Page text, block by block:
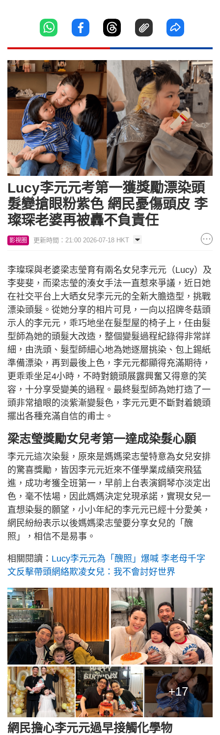
Lucy李元元考第一獲獎勵漂染頭
髮變搶眼粉紫色 網民憂傷頭皮 李
璨琛老婆再被轟不負責任
影視圈 更新時間：21:00 2026-07-18 HKT
李璨琛與老婆梁志瑩育有兩名女兒李元元（Lucy）及
李斐斐，而梁志瑩的湊女手法一直惹來爭議，近日她
在社交平台上大晒女兒李元元的全新大膽造型，挑戰
漂染頭髮。從她分享的相片可見，一向以招牌冬菇頭
示人的李元元，乖巧地坐在髮型屋的椅子上，任由髮
型師為她的頭髮大改造，整個變髮過程紀錄得非常詳
細，由洗頭、髮型師細心地為她逐層挑染、包上錫紙
準備漂染，再到最後上色，李元元都顯得充滿期待，
更乖乖坐足4小時，不時對鏡頭展露興奮又得意的笑
容，十分享受變美的過程。最終髮型師為她打造了一
頭非常搶眼的淡紫漸變髮色，李元元更不斷對着鏡頭
擺出各種充滿自信的甫士。
梁志瑩獎勵女兒考第一達成染髮心願
李元元這次染髮，原來是媽媽梁志瑩特意為女兒安排
的驚喜獎勵，皆因李元元近來不僅學業成績突飛猛
進，成功考獲全班第一，早前上台表演鋼琴亦淡定出
色，毫不怯場，因此媽媽決定兌現承諾，實現女兒一
直想染髮的願望，小小年紀的李元元已經十分愛美，
網民紛紛表示以後媽媽梁志瑩要分享女兒的「醜
照」，相信不是易事。
相關閱讀： Lucy李元元為「醜照」爆喊 李老母千字
文反擊帶頭網絡欺凌女兒：我不會討好世界
+17
網民擔心李元元過早接觸化學物